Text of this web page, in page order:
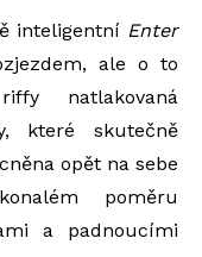
inteligentní Enter
ale o to
natlakovaná
které skutečně
opět na sebe
poměru
a padnoucími